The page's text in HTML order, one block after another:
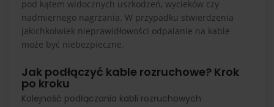
pod kątem widocznych uszkodzeń, wycieków czy
nadmiernego nagrzania. W przypadku stwierdzenia
jakichkolwiek nieprawidłowości odpalanie na kable
może być niebezpieczne.
Jak podłączyć kable rozruchowe? Krok
po kroku
Kolejność podłączania kabli rozruchowych